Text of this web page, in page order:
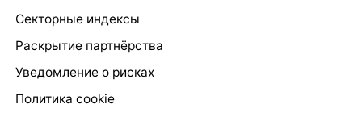
Секторные индексы
Раскрытие партнёрства
Уведомление о рисках
Политика cookie